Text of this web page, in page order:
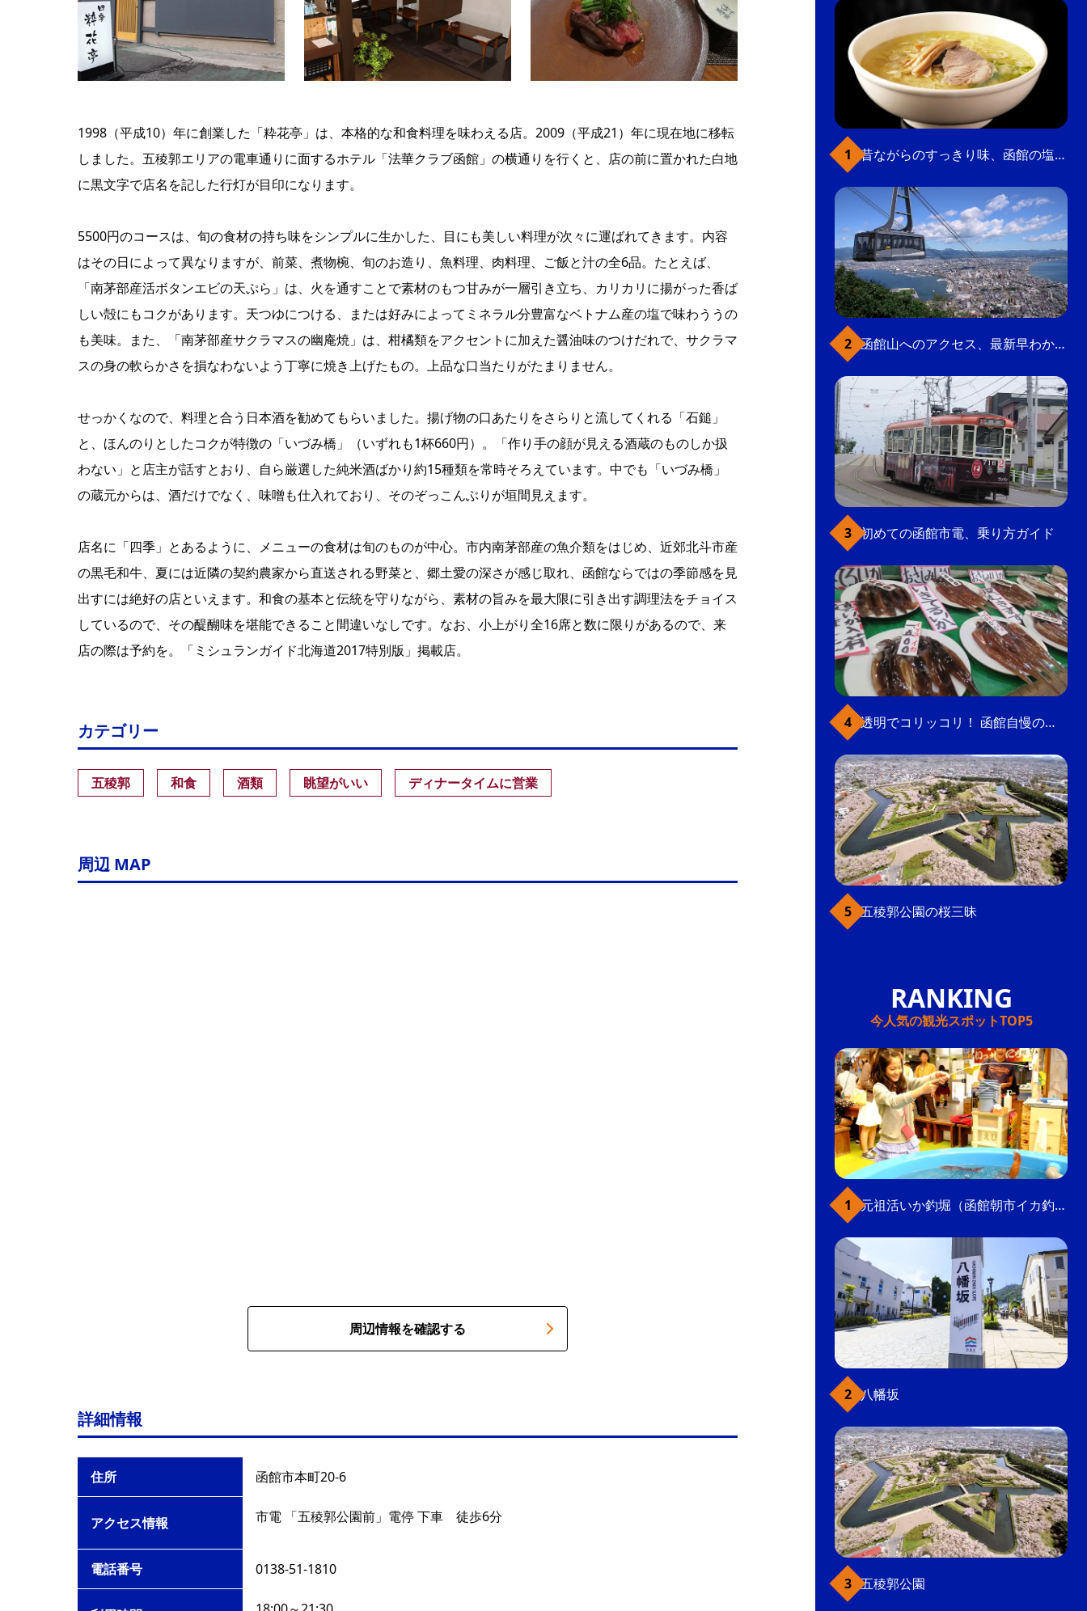
1998（平成10）年に創業した「粋花亭」は、本格的な和食料理を味わえる店。2009（平成21）年に現在地に移転
しました。五稜郭エリアの電車通りに面するホテル「法華クラブ函館」の横通りを行くと、店の前に置かれた白地
に黒文字で店名を記した行灯が目印になります。
5500円のコースは、旬の食材の持ち味をシンプルに生かした、目にも美しい料理が次々に運ばれてきます。内容
はその日によって異なりますが、前菜、煮物椀、旬のお造り、魚料理、肉料理、ご飯と汁の全6品。たとえば、
「南茅部産活ボタンエビの天ぷら」は、火を通すことで素材のもつ甘みが一層引き立ち、カリカリに揚がった香ば
しい殻にもコクがあります。天つゆにつける、または好みによってミネラル分豊富なベトナム産の塩で味わううの
も美味。また、「南茅部産サクラマスの幽庵焼」は、柑橘類をアクセントに加えた醤油味のつけだれで、サクラマ
スの身の軟らかさを損なわないよう丁寧に焼き上げたもの。上品な口当たりがたまりません。
せっかくなので、料理と合う日本酒を勧めてもらいました。揚げ物の口あたりをさらりと流してくれる「石鎚」
と、ほんのりとしたコクが特徴の「いづみ橋」（いずれも1杯660円）。「作り手の顔が見える酒蔵のものしか扱
わない」と店主が話すとおり、自ら厳選した純米酒ばかり約15種類を常時そろえています。中でも「いづみ橋」
の蔵元からは、酒だけでなく、味噌も仕入れており、そのぞっこんぶりが垣間見えます。
店名に「四季」とあるように、メニューの食材は旬のものが中心。市内南茅部産の魚介類をはじめ、近郊北斗市産
の黒毛和牛、夏には近隣の契約農家から直送される野菜と、郷土愛の深さが感じ取れ、函館ならではの季節感を見
出すには絶好の店といえます。和食の基本と伝統を守りながら、素材の旨みを最大限に引き出す調理法をチョイス
しているので、その醍醐味を堪能できること間違いなしです。なお、小上がり全16席と数に限りがあるので、来
店の際は予約を。「ミシュランガイド北海道2017特別版」掲載店。
カテゴリー
五稜郭 和食 酒類 眺望がいい ディナータイムに営業
周辺 MAP
周辺情報を確認する
詳細情報
住所 函館市本町20-6
アクセス情報 市電 「五稜郭公園前」電停 下車 徒歩6分
電話番号 0138-51-1810
昔ながらのすっきり味、函館の塩ラーメン
函館山へのアクセス、最新早わかりガイド
初めての函館市電、乗り方ガイド
透明でコリッコリ！ 函館自慢のいかをどうぞ
五稜郭公園の桜三昧
今人気の観光スポットTOP5
元祖活いか釣堀（函館朝市イカ釣り体験）
八幡坂
五稜郭公園